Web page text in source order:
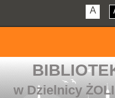
A
w Dzielnicy